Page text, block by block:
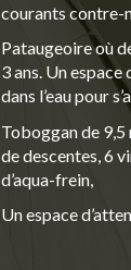
courants contre-
Pataugeoire où
3 ans. Un
dans l’eau pour
Toboggan de 9,5
de descentes, 6
d’aqua-frein,
Un espace